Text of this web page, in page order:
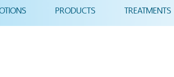
PRODUCTS TREATMENTS